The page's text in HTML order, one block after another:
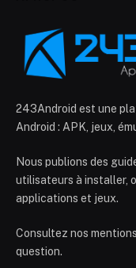
243Android est une
Android : APK, jeux,
Nous publions des
utilisateurs à installer,
applications et jeux.
Consultez nos
question.